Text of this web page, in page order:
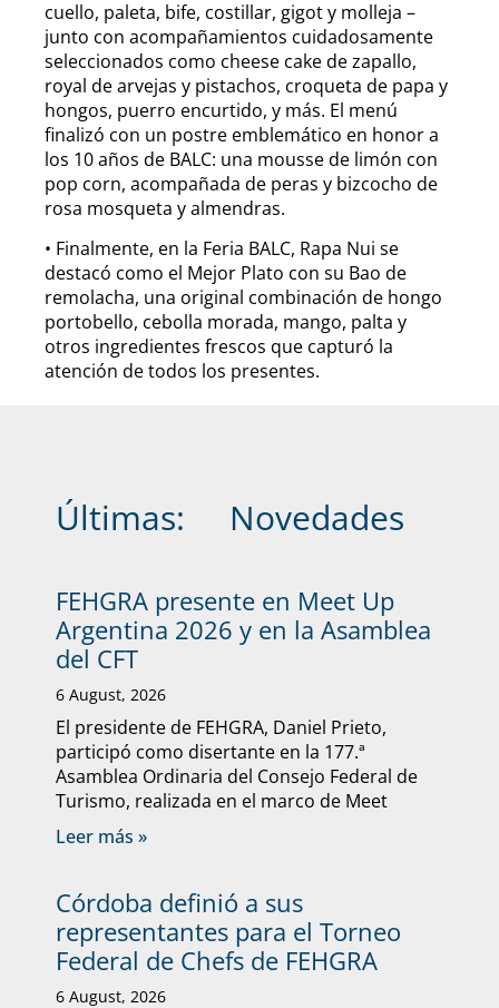
cuello, paleta, bife, costillar, gigot y molleja –
junto con acompañamientos cuidadosamente
seleccionados como cheese cake de zapallo,
royal de arvejas y pistachos, croqueta de papa y
hongos, puerro encurtido, y más. El menú
finalizó con un postre emblemático en honor a
los 10 años de BALC: una mousse de limón con
pop corn, acompañada de peras y bizcocho de
rosa mosqueta y almendras.
• Finalmente, en la Feria BALC, Rapa Nui se
destacó como el Mejor Plato con su Bao de
remolacha, una original combinación de hongo
portobello, cebolla morada, mango, palta y
otros ingredientes frescos que capturó la
atención de todos los presentes.
Últimas: Novedades
FEHGRA presente en Meet Up
Argentina 2026 y en la Asamblea
del CFT
6 August, 2026
El presidente de FEHGRA, Daniel Prieto,
participó como disertante en la 177.ª
Asamblea Ordinaria del Consejo Federal de
Turismo, realizada en el marco de Meet
Leer más »
Córdoba definió a sus
representantes para el Torneo
Federal de Chefs de FEHGRA
6 August, 2026